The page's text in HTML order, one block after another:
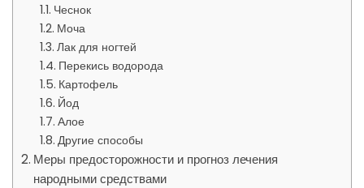
Чеснок
Моча
Лак для ногтей
Перекись водорода
Картофель
Йод
Алое
Другие способы
Меры предосторожности и прогноз лечения
народными средствами